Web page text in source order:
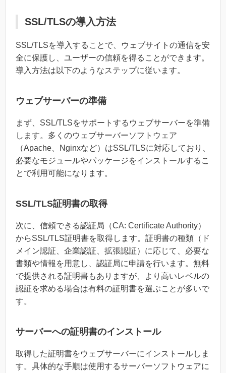
SSL/TLSの導入方法
SSL/TLSを導入することで、ウェブサイトの通信を安
全に保護し、ユーザーの信頼を得ることができます。
導入方法は以下のようなステップに従います。
ウェブサーバーの準備
まず、SSL/TLSをサポートするウェブサーバーを準備
します。多くのウェブサーバーソフトウェア
（Apache、Nginxなど）はSSL/TLSに対応しており、
必要なモジュールやパッケージをインストールするこ
とで利用可能になります。
SSL/TLS証明書の取得
次に、信頼できる認証局（CA: Certificate Authority）
からSSL/TLS証明書を取得します。証明書の種類（ド
メイン認証、企業認証、拡張認証）に応じて、必要な
書類や情報を用意し、認証局に申請を行います。無料
で提供される証明書もありますが、より高いレベルの
認証を求める場合は有料の証明書を選ぶことが多いで
す。
サーバーへの証明書のインストール
取得した証明書をウェブサーバーにインストールしま
す。具体的な手順は使用するサーバーソフトウェアに